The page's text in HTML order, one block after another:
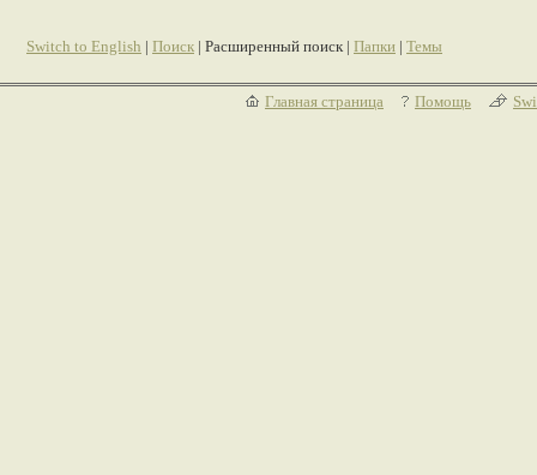
Switch to English | Поиск | Расширенный поиск | Папки | Темы
Главная страница Помощь